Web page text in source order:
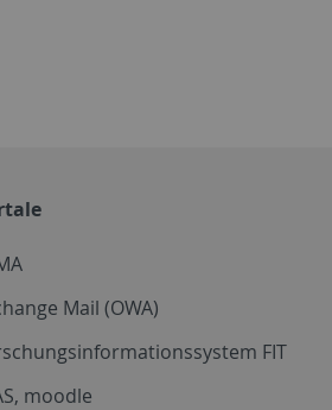
Mail (OWA)
FIT
moodle